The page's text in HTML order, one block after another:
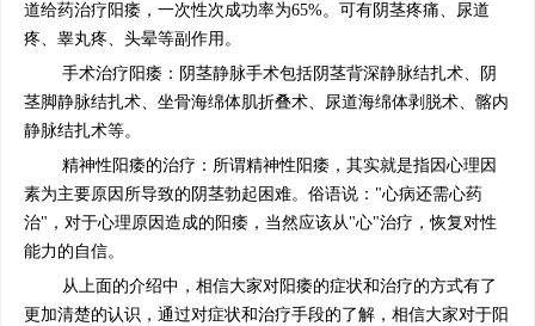
道给药治疗阳痿，一次性次成功率为65%。可有阴茎疼痛、尿道
疼、睾丸疼、头晕等副作用。
手术治疗阳痿：阴茎静脉手术包括阴茎背深静脉结扎术、阴
茎脚静脉结扎术、坐骨海绵体肌折叠术、尿道海绵体剥脱术、髂内
静脉结扎术等。
精神性阳痿的治疗：所谓精神性阳痿，其实就是指因心理因
素为主要原因所导致的阴茎勃起困难。俗语说："心病还需心药
治"，对于心理原因造成的阳痿，当然应该从"心"治疗，恢复对性
能力的自信。
从上面的介绍中，相信大家对阳痿的症状和治疗的方式有了
更加清楚的认识，通过对症状和治疗手段的了解，相信大家对于阳